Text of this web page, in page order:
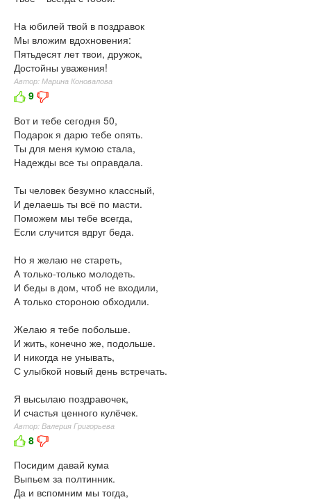
На юбилей твой в поздравок
Мы вложим вдохновения:
Пятьдесят лет твои, дружок,
Достойны уважения!
Автор: Марина Коновалова
9
Вот и тебе сегодня 50,
Подарок я дарю тебе опять.
Ты для меня кумою стала,
Надежды все ты оправдала.
Ты человек безумно классный,
И делаешь ты всё по масти.
Поможем мы тебе всегда,
Если случится вдруг беда.
Но я желаю не стареть,
А только-только молодеть.
И беды в дом, чтоб не входили,
А только стороною обходили.
Желаю я тебе побольше.
И жить, конечно же, подольше.
И никогда не унывать,
С улыбкой новый день встречать.
Я высылаю поздравочек,
И счастья ценного кулёчек.
Автор: Валерия Григорьева
8
Посидим давай кума
Выпьем за полтинник.
Да и вспомним мы тогда,